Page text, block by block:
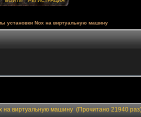
установки Nox на виртуальную машину
на виртуальную машину (Прочитано 21940